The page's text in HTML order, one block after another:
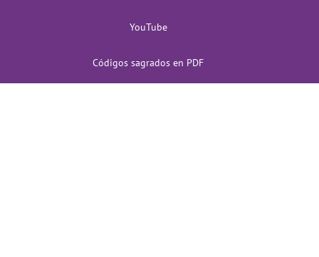
YouTube
Códigos sagrados en PDF